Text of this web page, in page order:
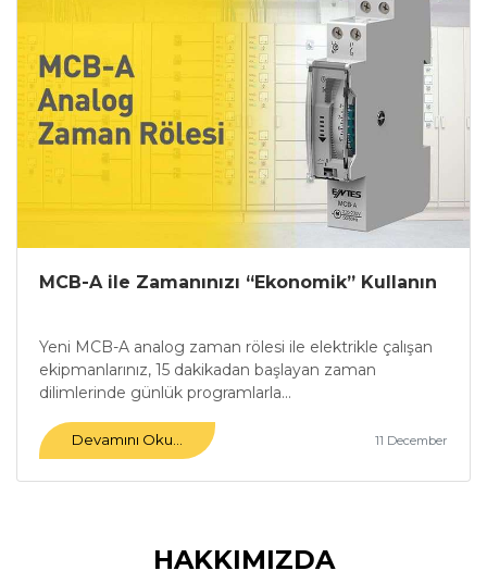
MCB-A ile Zamanınızı “Ekonomik” Kullanın
Yeni MCB-A analog zaman rölesi ile elektrikle çalışan
ekipmanlarınız, 15 dakikadan başlayan zaman
dilimlerinde günlük programlarla...
Devamını Oku... 11 December
HAKKIMIZDA